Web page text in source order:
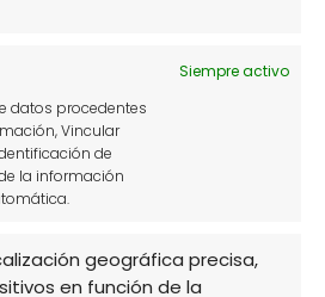
Siempre activo
datos procedentes
Vincular
de
la información
geográfica precisa,
en función de la
Cómo usar posos de
café para beneficiar a
leer: